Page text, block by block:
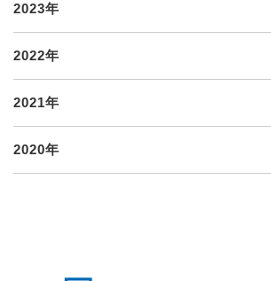
2023年
2022年
2021年
2020年